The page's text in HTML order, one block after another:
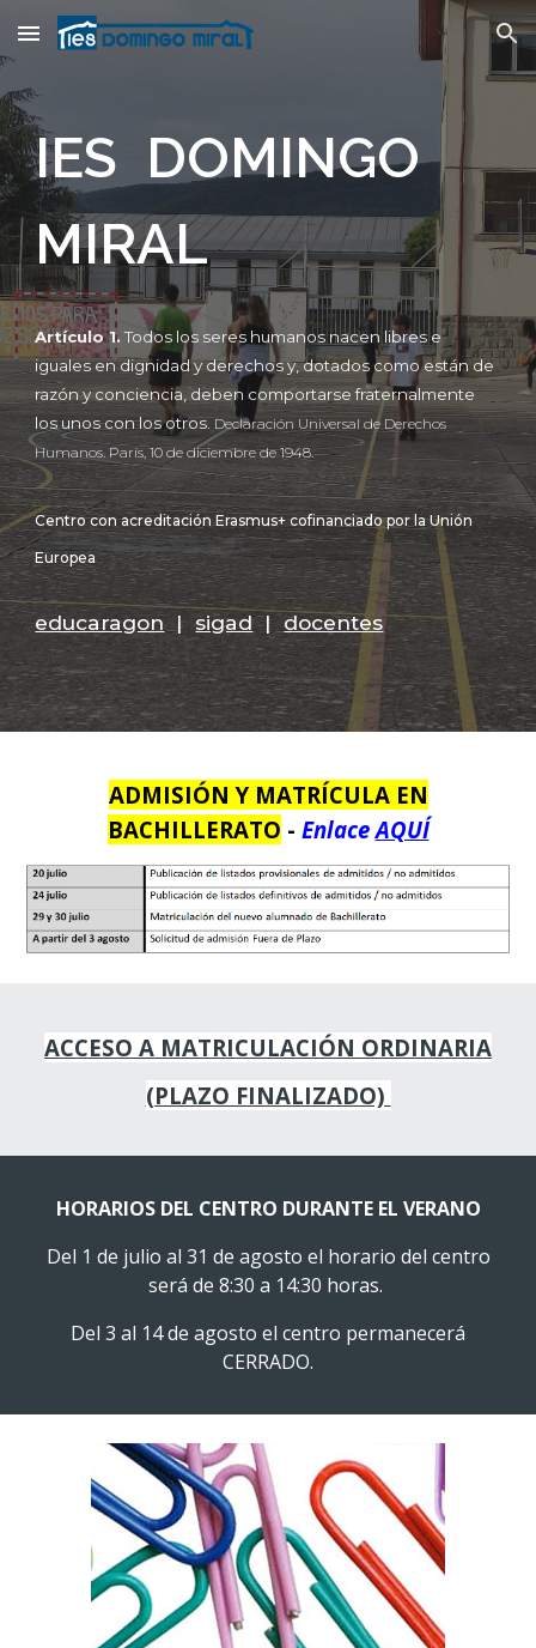
Skip to main content Skip to navigation
IES DOMINGO
MIRAL
Artículo 1.Todos los seres humanos nacen libres e
iguales en dignidad y derechos y, dotados como están de
razón y conciencia, deben comportarse fraternalmente
los unos con los otros.Declaración Universal de Derechos
Humanos. París, 10 de diciembre de 1948.
Centro con acreditaciónErasmus+cofinanciado por la Unión
Europea
educaragon | sigad| docentes
ADMISIÓN Y MATRÍCULA EN
BACHILLERATO - EnlaceAQUÍ
ACCESO A MATRICULACIÓN ORDINARIA
(PLAZO FINALIZADO)
HORARIOS DEL CENTRO DURANTE EL VERANO
Del 1 de julio al 31 de agosto el horario del centro
será de 8:30 a 14:30 horas.
Del 3 al 14 de agosto el centro permanecerá
CERRADO.